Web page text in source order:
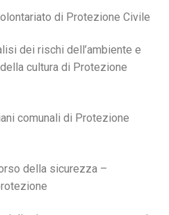
di Protezione Civile
dei rischi dell’ambiente e
cultura di Protezione
comunali di Protezione
della sicurezza –